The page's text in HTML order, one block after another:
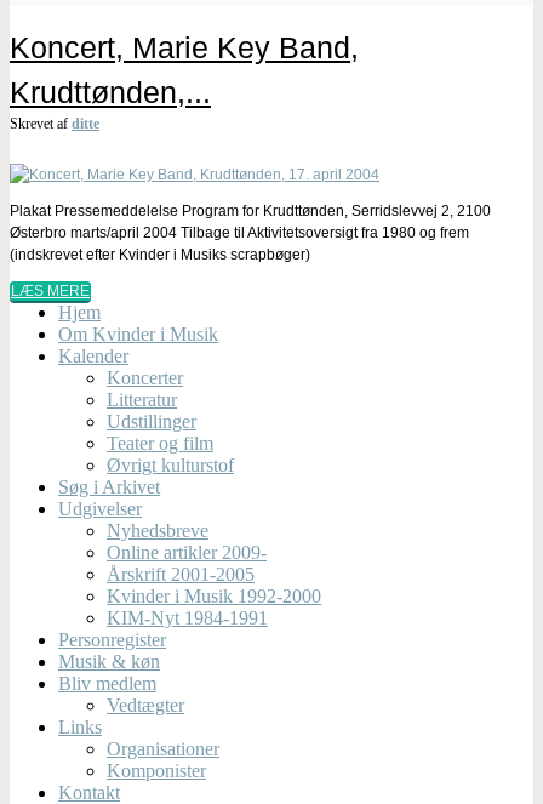
Koncert, Marie Key Band,
Krudttønden,...
Skrevet af ditte
Plakat Pressemeddelelse Program for Krudttønden, Serridslevvej 2, 2100
Østerbro marts/april 2004 Tilbage til Aktivitetsoversigt fra 1980 og frem
(indskrevet efter Kvinder i Musiks scrapbøger)
LÆS MERE
Hjem
Om Kvinder i Musik
Kalender
Koncerter
Litteratur
Udstillinger
Teater og film
Øvrigt kulturstof
Søg i Arkivet
Udgivelser
Nyhedsbreve
Online artikler 2009-
Årskrift 2001-2005
Kvinder i Musik 1992-2000
KIM-Nyt 1984-1991
Personregister
Musik & køn
Bliv medlem
Vedtægter
Links
Organisationer
Komponister
Kontakt